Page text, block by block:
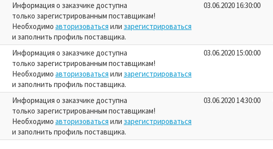
Информация о заказчике доступна
только зарегистрированным поставщикам!
Необходимо авторизоваться или зарегистрироваться
и заполнить профиль поставщика.
03.06.2020 16:30:00
Информация о заказчике доступна
только зарегистрированным поставщикам!
Необходимо авторизоваться или зарегистрироваться
и заполнить профиль поставщика.
03.06.2020 15:00:00
Информация о заказчике доступна
только зарегистрированным поставщикам!
Необходимо авторизоваться или зарегистрироваться
и заполнить профиль поставщика.
03.06.2020 14:30:00